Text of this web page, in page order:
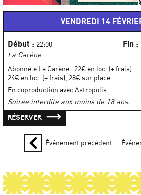
VENDREDI 14
Début : 22:00 Fin :
La Carène
Abonné.e La Carène : 22€ en loc. (+ frais)
24€ en loc. (+ frais), 28€ sur place
En coproduction avec Astropolis
Soirée interdite aux moins de 18 ans.
RÉSERVER
Événement précédent